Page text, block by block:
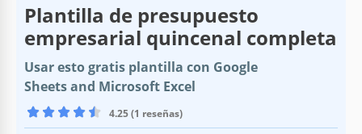
Plantilla de presupuesto
empresarial quincenal completa
Usar esto gratis plantilla con Google
Sheets and Microsoft Excel
4.25 (1 reseñas)